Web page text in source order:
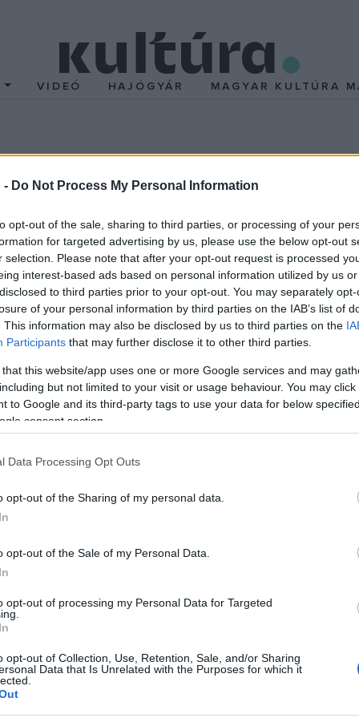
- Do Not Process My Personal Information
opt-out of the sale, sharing to third parties, or processing of your
for targeted advertising by us, please use the below opt-out
selection. Please note that after your opt-out request is processed
interest-based ads based on personal information utilized by us
to third parties prior to your opt-out. You may separately
of your personal information by third parties on the IAB’s list of
This information may also be disclosed by us to third parties on the
Participants that may further disclose it to other third parties.
that this website/app uses one or more Google services and may
but not limited to your visit or usage behaviour. You may
to Google and its third-party tags to use your data for below
consent section.
Data Processing Opt Outs
opt-out of the Sharing of my personal data.
opt-out of the Sale of my Personal Data.
opt-out of processing my Personal Data for Targeted
opt-out of Collection, Use, Retention, Sale, and/or Sharing
Data that Is Unrelated with the Purposes for which it
VIDEÓ HAJÓGYÁR MAGYAR KULTÚRA
idei díjazottjai
múzeumszakmai központ tervezőit díjazta idén a
vezetője kapta az idei MúzeumCafé Díjat. A múzeumszakmai
és Restaurálási Központ (OMRRK) tervezői, Vasáros Zsolt
magas színvonalú szakmai munkájáért, Vasáros
épületének tervezéséért ítélte oda a díjat a lap.
Történeti Múzeum tagintézményeként működő Kiscelli
összefonódó kiállítási, kutatási és gyűjteményezési
az intézmény történetére, a kortárs művészet és társadalom
egy olyan épületkomplexum tervezéséért és
pont lehet a műtárgyraktározás megoldása
korszerű épülete már az elmúlt évben elkészült,
idén már a múzeumi szakemberek is birtokba vehetnek.